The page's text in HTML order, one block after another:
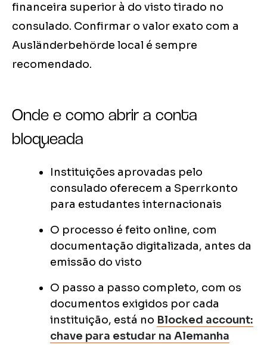
financeira superior à do visto tirado no
consulado. Confirmar o valor exato com a
Ausländerbehörde local é sempre
recomendado.
Onde e como abrir a conta
bloqueada
Instituições aprovadas pelo
consulado oferecem a Sperrkonto
para estudantes internacionais
O processo é feito online, com
documentação digitalizada, antes da
emissão do visto
O passo a passo completo, com os
documentos exigidos por cada
instituição, está no Blocked account:
chave para estudar na Alemanha